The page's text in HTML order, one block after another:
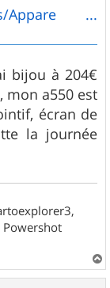
Appare ...
bijou à 204€
mon a550 est
écran de
la journée
Powershot
a